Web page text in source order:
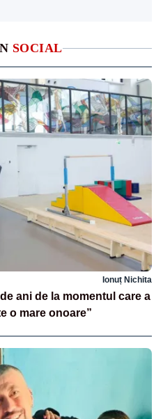
SOCIAL
Ionuț Nichita
ani de la momentul care a
o mare onoare”